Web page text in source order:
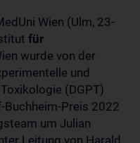
Wien (Ulm, 23-
für
wurde von der
und
(DGPT)
Preis 2022
um Julian
Leitung von Harald